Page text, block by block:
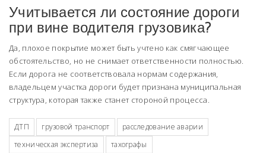
Учитывается ли состояние дороги
при вине водителя грузовика?
Да, плохое покрытие может быть учтено как смягчающее
обстоятельство, но не снимает ответственности полностью.
Если дорога не соответствовала нормам содержания,
владельцем участка дороги будет признана муниципальная
структура, которая также станет стороной процесса.
ДТП грузовой транспорт
расследование аварии
техническая экспертиза
тахографы